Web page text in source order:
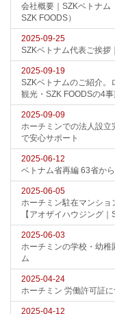
会社概要｜SZKベトナム
SZK FOODS）
2025-09-25
SZKベトナム代表ご挨拶
2025-09-19
SZKベトナムのご紹介。
観光・SZK FOODSの4
2025-09-09
ホーチミンでの法人設立
で安心サポート
2025-06-12
ベトナム省再編 63省か
2025-06-05
ホーチミン駐在マンシ
【アオザイハウジング｜
2025-06-03
ホーチミンの学校・幼稚
ム
2025-04-24
ホーチミン 労働許可証に
2025-04-12